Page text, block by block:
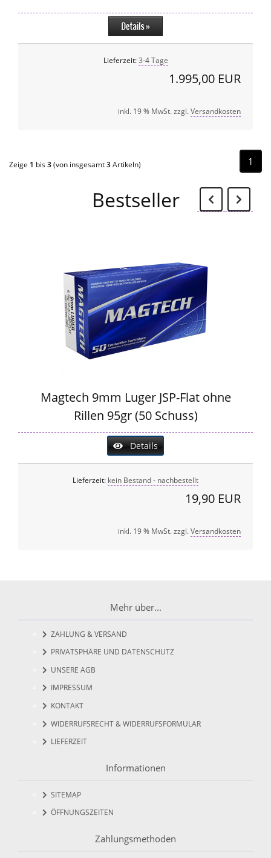
Lieferzeit:3-4 Tage
1.995,00 EUR
inkl. 19 % MwSt. zzgl.Versandkosten
Zeige 1 bis3(von insgesamt3Artikeln) 1
Bestseller
Magtech 9mm Luger JSP-Flat ohne
Rillen 95gr (50 Schuss)
Details
Lieferzeit: kein Bestand - nachbestellt
19,90 EUR
inkl. 19 % MwSt. zzgl.Versandkosten
Mehr über...
ZAHLUNG & VERSAND
PRIVATSPHÄRE UND DATENSCHUTZ
UNSERE AGB
IMPRESSUM
KONTAKT
WIDERRUFSRECHT & WIDERRUFSFORMULAR
LIEFERZEIT
Informationen
SITEMAP
ÖFFNUNGSZEITEN
Zahlungsmethoden